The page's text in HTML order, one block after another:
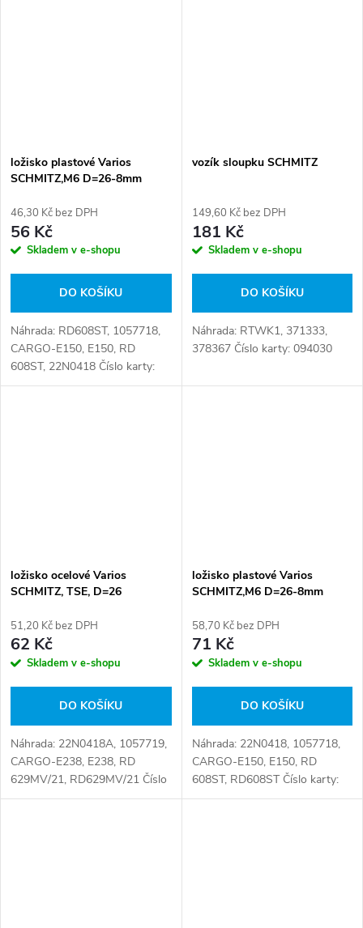
ložisko plastové Varios
SCHMITZ,M6 D=26-8mm
46,30 Kč bez DPH
56 Kč
Skladem v e-shopu
DO KOŠÍKU
Náhrada: RD608ST, 1057718,
CARGO-E150, E150, RD
608ST, 22N0418 Číslo karty:
094132
vozík sloupku SCHMITZ
149,60 Kč bez DPH
181 Kč
Skladem v e-shopu
DO KOŠÍKU
Náhrada: RTWK1, 371333,
378367 Číslo karty: 094030
ložisko ocelové Varios
SCHMITZ, TSE, D=26
51,20 Kč bez DPH
62 Kč
Skladem v e-shopu
DO KOŠÍKU
Náhrada: 22N0418A, 1057719,
CARGO-E238, E238, RD
629MV/21, RD629MV/21 Číslo
karty: 081343
ložisko plastové Varios
SCHMITZ,M6 D=26-8mm
58,70 Kč bez DPH
71 Kč
Skladem v e-shopu
DO KOŠÍKU
Náhrada: 22N0418, 1057718,
CARGO-E150, E150, RD
608ST, RD608ST Číslo karty:
081217